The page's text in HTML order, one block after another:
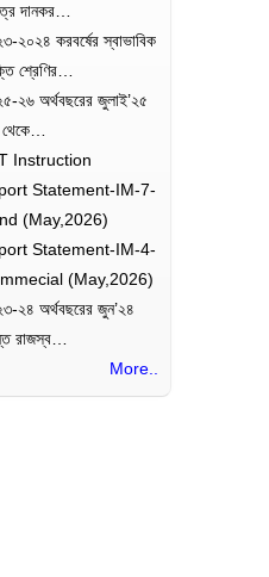
দানকর…
২০২৪ করবর্ষের স্বাভাবিক
শ্রেণির…
২৬ অর্থবছরের জুলাই’২৫
Instruction
Statement-IM-7-
(May,2026)
Statement-IM-4-
(May,2026)
২৪ অর্থবছরের জুন’২৪
রাজস্ব…
More..